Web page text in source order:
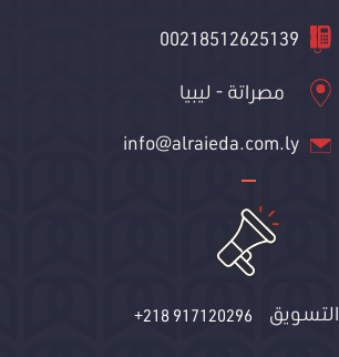
00218512625139
مصراتة - ليبيا
info@alraieda.com.ly
التسويق +218 917120296